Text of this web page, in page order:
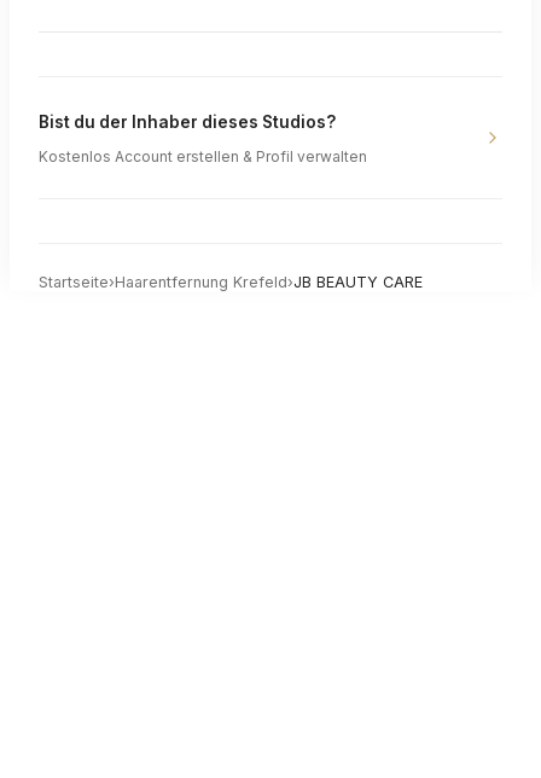
Bist du der Inhaber dieses Studios?
Kostenlos Account erstellen & Profil verwalten
Startseite›Haarentfernung Krefeld›JB BEAUTY CARE